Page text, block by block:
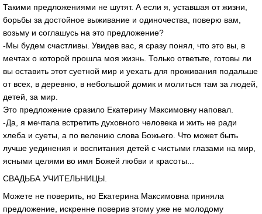
Такими предложениями не шутят. А если я, уставшая от жизни,
борьбы за достойное выживание и одиночества, поверю вам,
возьму и соглашусь на это предложение?
-Мы будем счастливы. Увидев вас, я сразу понял, что это вы, в
мечтах о которой прошла моя жизнь. Только ответьте, готовы ли
вы оставить этот суетной мир и уехать для проживания подальше
от всех, в деревню, в небольшой домик и молиться там за людей,
детей, за мир.
Это предложение сразило Екатерину Максимовну наповал.
-Да, я мечтала встретить духовного человека и жить не ради
хлеба и суеты, а по велению слова Божьего. Что может быть
лучше уединения и воспитания детей с чистыми глазами на мир,
ясными целями во имя Божей любви и красоты...
СВАДЬБА УЧИТЕЛЬНИЦЫ.
Можете не поверить, но Екатерина Максимовна приняла
предложение, искренне поверив этому уже не молодому